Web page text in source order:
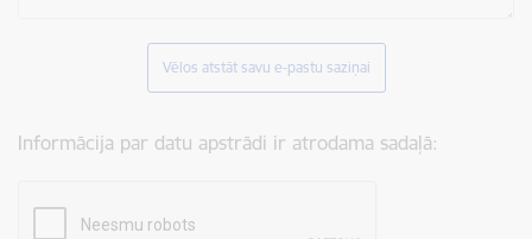
Vēlos atstāt savu e-pastu saziņai
Informācija par datu apstrādi ir atrodama sadaļā: